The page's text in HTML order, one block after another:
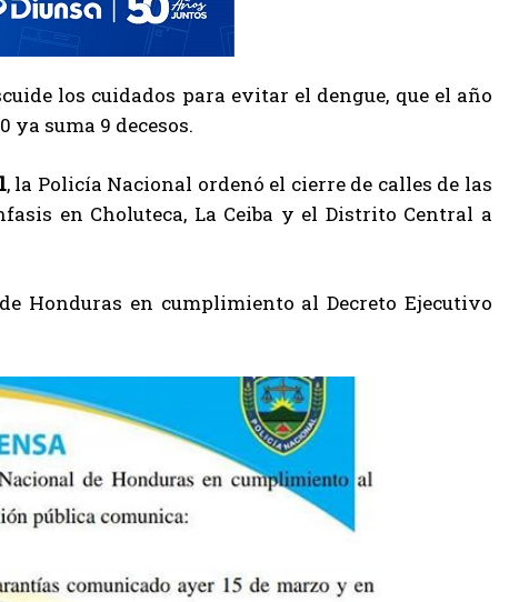
los cuidados para evitar el dengue, que el año
ya suma 9 decesos.
, la Policía Nacional ordenó el cierre de calles de las
en Choluteca, La Ceiba y el Distrito Central a
Honduras en cumplimiento al Decreto Ejecutivo